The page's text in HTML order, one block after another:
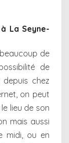
La Seyne-
de
de
chez
on peut
lieu de son
mais aussi
midi, ou en